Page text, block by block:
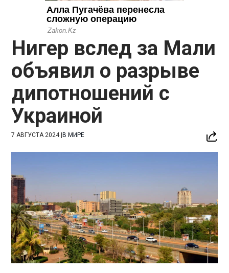
Нигер вслед за Мали
объявил о разрыве
дипотношений с
Украиной
7 АВГУСТА 2024|В МИРЕ